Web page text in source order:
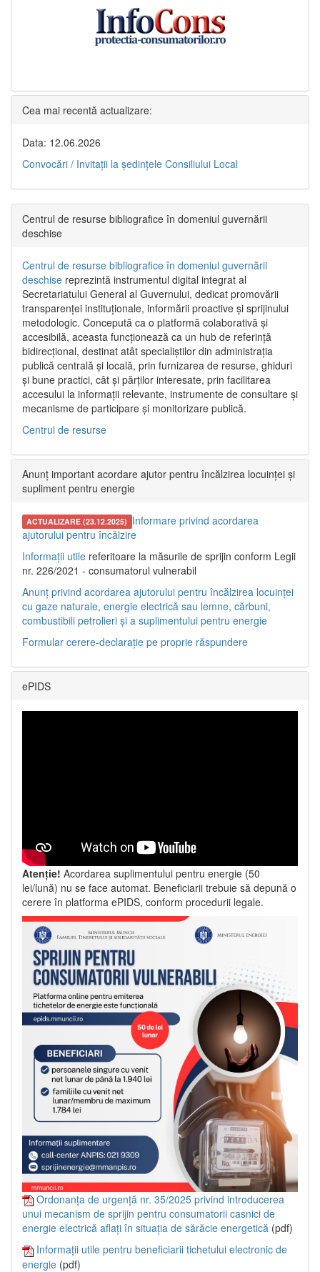
Cea mai recentă actualizare:
Data: 12.06.2026
Convocări / Invitaţii la şedinţele Consiliului Local
Centrul de resurse bibliografice în domeniul guvernării
deschise
Centrul de resurse bibliografice în domeniul guvernării
deschise reprezintă instrumentul digital integrat al
Secretariatului General al Guvernului, dedicat promovării
transparenței instituționale, informării proactive și sprijinului
metodologic. Concepută ca o platformă colaborativă și
accesibilă, aceasta funcționează ca un hub de referință
bidirecțional, destinat atât specialiștilor din administrația
publică centrală și locală, prin furnizarea de resurse, ghiduri
și bune practici, cât și părților interesate, prin facilitarea
accesului la informații relevante, instrumente de consultare și
mecanisme de participare și monitorizare publică.
Centrul de resurse
Anunț important acordare ajutor pentru încălzirea locuinței și
supliment pentru energie
ACTUALIZARE (23.12.2025) Informare privind acordarea
ajutorului pentru încălzire
Informații utile referitoare la măsurile de sprijin conform Legii
nr. 226/2021 - consumatorul vulnerabil
Anunț privind acordarea ajutorului pentru încălzirea locuinței
cu gaze naturale, energie electrică sau lemne, cărbuni,
combustibili petrolieri și a suplimentului pentru energie
Formular cerere-declarație pe proprie răspundere
ePIDS
Atenție! Acordarea suplimentului pentru energie (50
lei/lună) nu se face automat. Beneficiarii trebuie să depună o
cerere în platforma ePIDS, conform procedurii legale.
Ordonanța de urgență nr. 35/2025 privind introducerea
unui mecanism de sprijin pentru consumatorii casnici de
energie electrică aflați în situația de sărăcie energetică (pdf)
Informații utile pentru beneficiarii tichetului electronic de
energie (pdf)